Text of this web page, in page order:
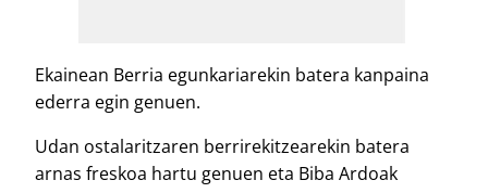
Ekainean Berria egunkariarekin batera kanpaina
ederra egin genuen.
Udan ostalaritzaren berrirekitzearekin batera
arnas freskoa hartu genuen eta Biba Ardoak